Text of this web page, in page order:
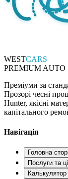
WESTCARS
PREMIUM AUTO
Преміуми за
Прозорі чесні
Hunter, якісні
капітального
Навігація
Головна
Послуги та